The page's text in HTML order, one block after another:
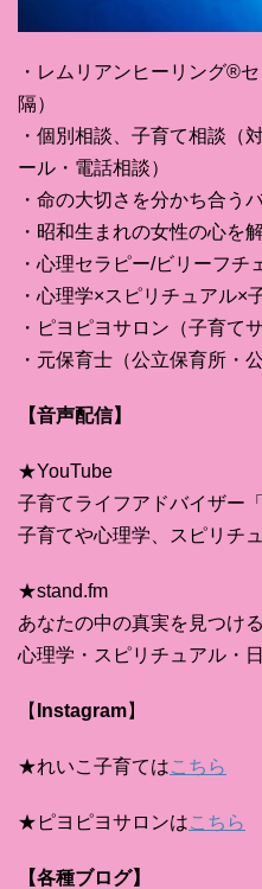
・レムリアンヒーリング®
隔）
・個別相談、子育て相談（
ール・電話相談）
・命の大切さを分かち合う
・昭和生まれの女性の心を
・心理セラピー/ビリーフチ
・心理学×スピリチュアル×
・ピヨピヨサロン（子育て
・元保育士（公立保育所・
【音声配信】
★YouTube
子育てライフアドバイザー
子育てや心理学、スピリチ
★stand.fm
あなたの中の真実を見つけ
心理学・スピリチュアル・
【 Instagram】
★れいこ子育てはこちら
★ピヨピヨサロンはこちら
【各種ブログ】